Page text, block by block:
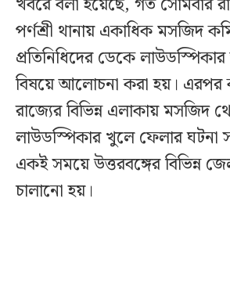
পর্ণশ্রী থানায় একাধিক মসজিদ
প্রতিনিধিদের ডেকে
বিষয়ে আলোচনা করা হয়। এরপর
রাজ্যের বিভিন্ন এলাকায় মসজিদ
লাউডস্পিকার খুলে ফেলার ঘটনা
একই সময়ে উত্তরবঙ্গের বিভিন্ন
চালানো হয়।